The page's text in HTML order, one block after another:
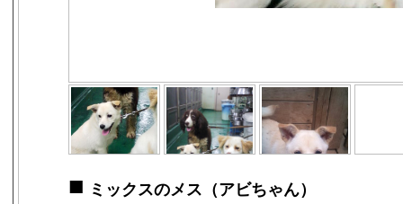
■ ミックスのメス（アビちゃん）